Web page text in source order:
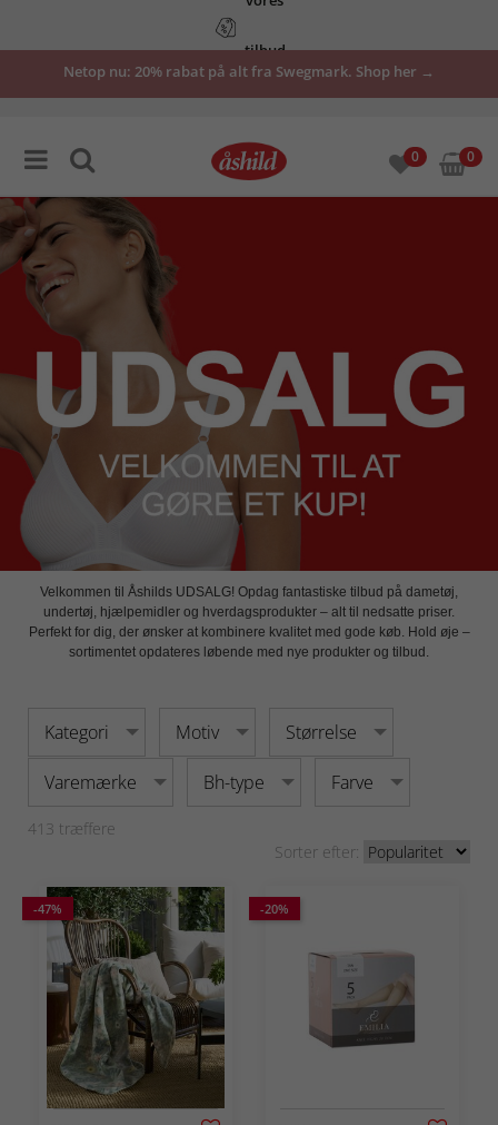
tilbud
her
Netop nu: 20% rabat på alt fra Swegmark. Shop her →
0 0
Velkommen til Åshilds UDSALG! Opdag fantastiske tilbud på dametøj,
undertøj, hjælpemidler og hverdagsprodukter – alt til nedsatte priser.
Perfekt for dig, der ønsker at kombinere kvalitet med gode køb. Hold øje –
sortimentet opdateres løbende med nye produkter og tilbud.
Kategori Motiv Størrelse
Varemærke Bh-type Farve
413 træffere
Sorter efter:
-47% -20%